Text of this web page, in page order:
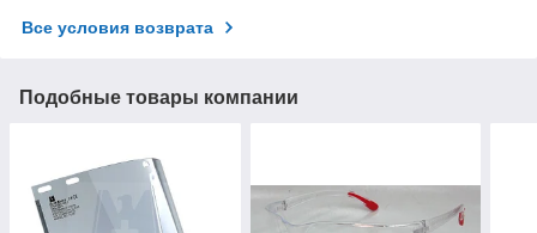
Все условия возврата
Подобные товары компании